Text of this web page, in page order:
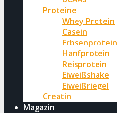
Proteine
Whey Protein
Casein
Erbsenprotein
Hanfprotein
Reisprotein
Eiweißshake
Eiweißriegel
Creatin
Magazin